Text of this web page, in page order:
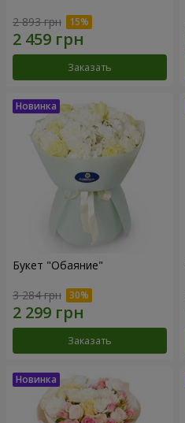
2 893 грн
Заказать
Букет "Обаяние"
3 284 грн
Заказать